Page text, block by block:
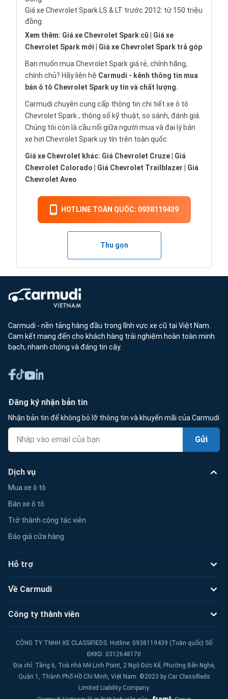
Giá xe Chevrolet Spark LS & LT trước 2012: từ 150 triệu
đồng.
Xem thêm: Giá xe Chevrolet Spark cũ
Giá xe
Chevrolet Spark mới
Giá xe Chevrolet Spark trả góp
Bạn muốn mua Chevrolet Spark giá rẻ, chính hãng,
chính chủ? Hãy liên hệ Carmudi - kênh thông tin mua
bán ô tô Chevrolet Spark uy tín và chất lượng.
Carmudi chuyên cung cấp thông tin chi tiết xe ô tô
Chevrolet Spark , thông số kỹ thuật, so sánh, đánh giá.
Chúng tôi còn là cầu nối giữa người mua và đại lý bán
xe hơi Chevrolet Spark uy tín trên toàn quốc.
Giá xe Chevrolet khác: Giá Chevrolet Cruze
Giá
Chevrolet Colorado
Giá Chevrolet Trailblazer
Giá
Chevrolet Aveo
HOTLINE TOÀN QUỐC: 0938119439
Thu gọn
Carmudi - nền tảng hàng đầu trong lĩnh vực xe cũ tại Việt Nam.
Cam kết mang đến cho khách hàng trải nghiệm hoàn toàn minh
bạch, nhanh chóng và đáng tin cậy.
Đăng ký nhận bản tin
Nhận bản tin để không bỏ lỡ thông tin và khuyến mãi của Carmudi
Gửi
Dịch vụ
Mua xe ô tô
Bán xe ô tô
Trở thành cộng tác viên
Báo giá cửa hàng
Hỗ trợ
Về Carmudi
Công ty thành viên
CÔNG TY TNHH XE CLASSIFIEDS. Hotline: 0938119439 (Toàn quốc) Số
ĐKKD: 0312648170
Địa chỉ: Tầng 6, Toà nhà Mê Linh Point, 2 Ngô Đức Kế, Phường Bến Nghé,
Quận 1, Thành Phố Hồ Chí Minh, Việt Nam. ©2023 by Car Classifieds
Limited Liability Company.